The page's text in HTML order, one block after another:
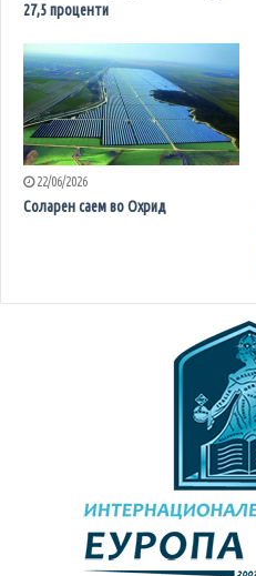
27,5 проценти
22/06/2026
Соларен саем во Охрид